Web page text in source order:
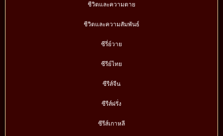
ชีวิตและความตาย
ชีวิตและความสัมพันธ์
ซีรี่ย์วาย
ซีรีย์ไทย
ซีรีส์จีน
ซีรีส์ฝรั่ง
ซีรีส์เกาหลี